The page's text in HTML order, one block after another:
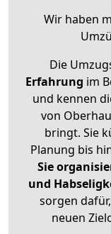
Wir haben
Die
Erfahrung im
und kennen
von
bringt. Sie
Planung bis
Sie
und
sorgen
neuen